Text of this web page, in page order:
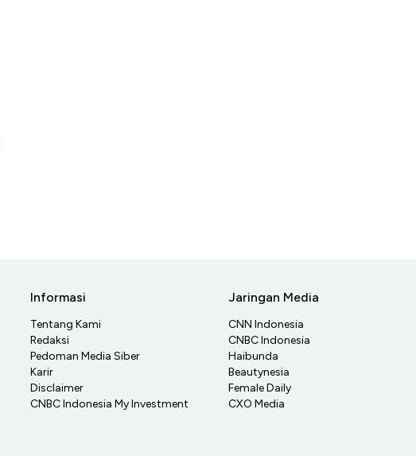
Informasi
Tentang Kami
Redaksi
Pedoman Media Siber
Karir
Disclaimer
CNBC Indonesia My Investment
Jaringan Media
CNN Indonesia
CNBC Indonesia
Haibunda
Beautynesia
Female Daily
CXO Media